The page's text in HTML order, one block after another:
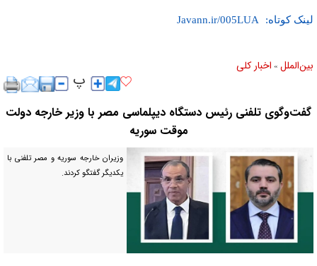
لینک کوتاه:
بين‌الملل » اخبار كلی
گفت‌وگوی تلفنی رئیس دستگاه دیپلماسی مصر با وزیر خارجه دولت
موقت سوریه
وزیران خارجه سوریه و مصر تلفنی با
یکدیگر گفتگو کردند.